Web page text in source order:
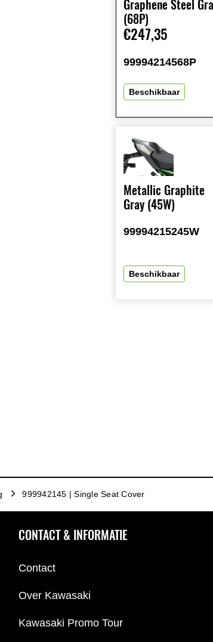
Graphene Steel
(68P)
€247,35
99994214568P
Beschikbaar
Metallic Graphite
Gray (45W)
99994215245W
Beschikbaar
999942145 | Single Seat Cover
CONTACT & INFORMATIE
Contact
Over Kawasaki
Kawasaki Promo Tour